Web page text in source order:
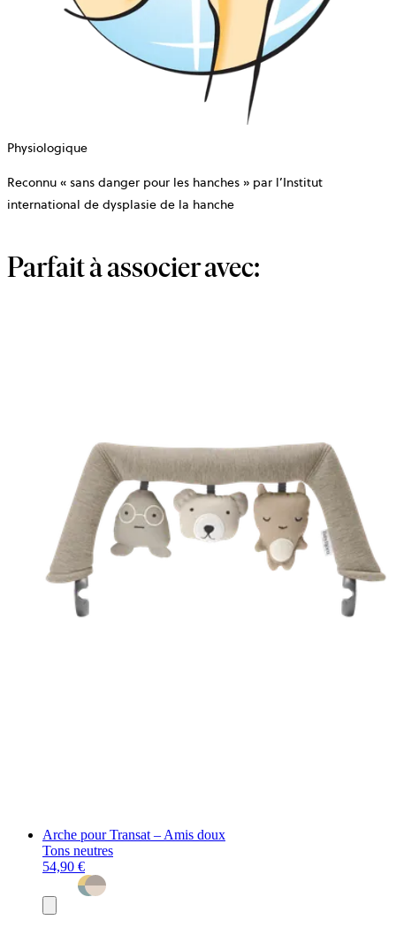
Physiologique
Reconnu « sans danger pour les hanches » par l’Institut
international de dysplasie de la hanche
Parfait à associer avec:
Arche pour Transat – Amis doux
Tons neutres
54,90 €
au